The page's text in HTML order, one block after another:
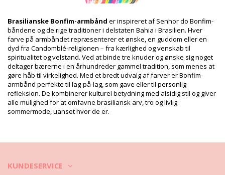
EAN: Størrelse unik (7899818110369)
Vægt: 200g / 0.44lb / 7.05oz
Retouchering af fotos
Vaske- & plejeinstrukser
Plejeinstrukser for: Bonfim Roller Bonfim - Rosa
Choque
Hvordan skal jeg passe på mine smykker om sommeren?
1) Før du tager ud for at svømme, skal du tage dem af og putte dem
ned i en særlig æske.
og blød klud. Det vil fjerne resterne af creme og andre produkter,
som du har brugt på stranden.
Brasilianske Bonfim-armbånd er inspireret af Senhor do Bonfim-
båndene og de rige traditioner i delstaten Bahia i Brasilien. Hver
farve på armbåndet repræsenterer et ønske, en guddom eller en
dyd fra Candomblé-religionen – fra kærlighed og venskab til
spiritualitet og velstand. Ved at binde tre knuder og ønske sig noget
deltager bærerne i en århundreder gammel tradition, som menes at
gøre håb til virkelighed. Med et bredt udvalg af farver er Bonfim-
armbånd perfekte til lag-på-lag, som gave eller til personlig
refleksion. De kombinerer kulturel betydning med alsidig stil og giver
alle mulighed for at omfavne brasiliansk arv, tro og livlig
sommermode, uanset hvor de er.
KUNDESERVICE